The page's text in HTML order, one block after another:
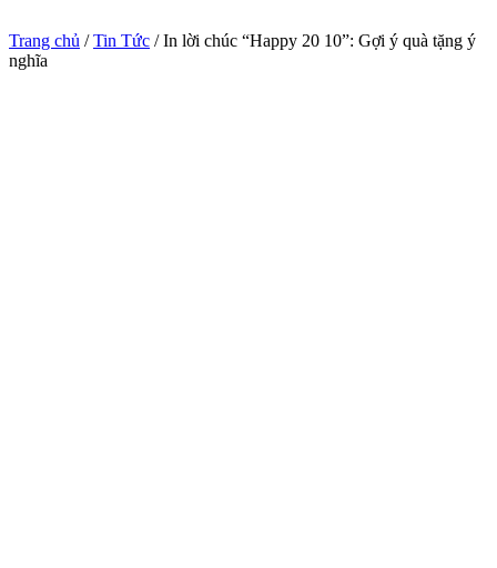
Trang chủ /Tin Tức / In lời chúc “Happy 20 10”: Gợi ý quà tặng ý
nghĩa